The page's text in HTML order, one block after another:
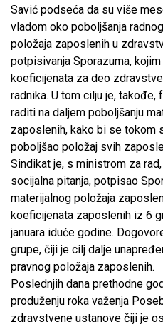
Savić podseća da su više
vladom oko poboljšanja
položaja zaposlenih u
potpisivanja Sporazuma,
koeficijenata za deo
radnika. U tom cilju je, takođe,
raditi na daljem poboljšanju
zaposlenih, kako bi se tokom
poboljšao položaj svih
Sindikat je, s ministrom za
socijalna pitanja, potpisao
materijalnog položaja
koeficijenata zaposlenih iz 6
januara iduće godine.
grupe, čiji je cilj dalje
pravnog položaja zaposlenih.
Poslednjih dana prethodne
produženju roka važenja
zdravstvene ustanove čiji je